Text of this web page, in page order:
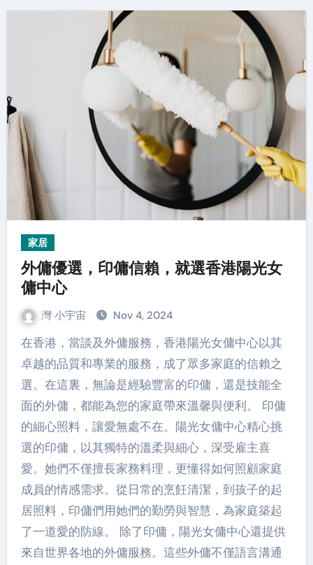
家居
外傭優選，印傭信賴，就選香港陽光女
傭中心
灣 小宇宙 Nov 4, 2024
在香港，當談及外傭服務，香港陽光女傭中心以其
卓越的品質和專業的服務，成了眾多家庭的信賴之
選。在這裏，無論是經驗豐富的印傭，還是技能全
面的外傭，都能為您的家庭帶來溫馨與便利。 印傭
的細心照料，讓愛無處不在。陽光女傭中心精心挑
選的印傭，以其獨特的溫柔與細心，深受雇主喜
愛。她們不僅擅長家務料理，更懂得如何照顧家庭
成員的情感需求。從日常的烹飪清潔，到孩子的起
居照料，印傭們用她們的勤勞與智慧，為家庭築起
了一道愛的防線。 除了印傭，陽光女傭中心還提供
來自世界各地的外傭服務。這些外傭不僅語言溝通